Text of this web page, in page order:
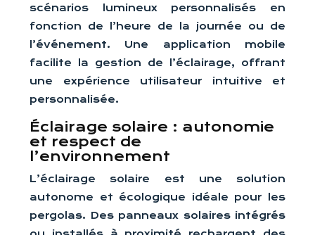
scénarios lumineux personnalisés en
fonction de l’heure de la journée ou de
l’événement. Une application mobile
facilite la gestion de l’éclairage, offrant
une expérience utilisateur intuitive et
personnalisée.
Éclairage solaire : autonomie
et respect de
l’environnement
L’éclairage solaire est une solution
autonome et écologique idéale pour les
pergolas. Des panneaux solaires intégrés